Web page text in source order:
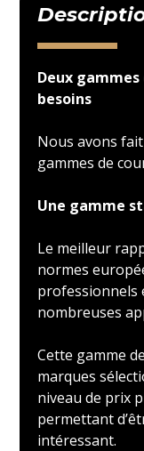
Deux
besoins
Nous avons
gammes de
Une gamme
Le meilleur
normes
professionnels
nombreuses
Cette gamme
marques
niveau de prix
permettant
intéressant.